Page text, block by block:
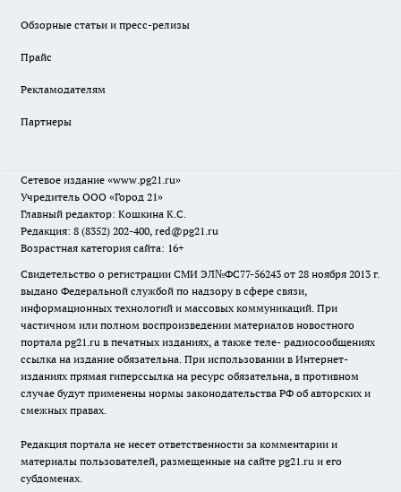
Обзорные статьи и пресс-релизы
Прайс
Рекламодателям
Партнеры
Сетевое издание «www.pg21.ru»
Учредитель ООО «Город 21»
Главный редактор: Кошкина К.С.
Редакция: 8 (8352) 202-400, red@pg21.ru
Возрастная категория сайта: 16+
Свидетельство о регистрации СМИ ЭЛ№ФС77-56243 от 28 ноября 2013 г.
выдано Федеральной службой по надзору в сфере связи,
информационных технологий и массовых коммуникаций. При
частичном или полном воспроизведении материалов новостного
портала pg21.ru в печатных изданиях, а также теле- радиосообщениях
ссылка на издание обязательна. При использовании в Интернет-
изданиях прямая гиперссылка на ресурс обязательна, в противном
случае будут применены нормы законодательства РФ об авторских и
смежных правах.
Редакция портала не несет ответственности за комментарии и
материалы пользователей, размещенные на сайте pg21.ru и его
субдоменах.